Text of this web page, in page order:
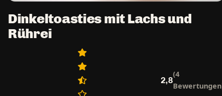
Dinkeltoasties mit Lachs und
Rührei
2,8
(4